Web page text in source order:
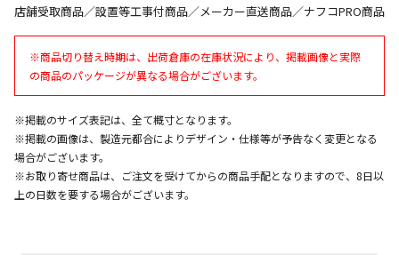
決定となります。
お見積商品です。金額・施工日はお打ち合わせの上、
決定となります。
店舗受取商品／設置等工事付商品／メーカー直送商品／ナフコPRO商品
※商品切り替え時期は、出荷倉庫の在庫状況により、掲載画像と実際
の商品のパッケージが異なる場合がございます。
※掲載のサイズ表記は、全て概寸となります。
※掲載の画像は、製造元都合によりデザイン・仕様等が予告なく変更となる
場合がございます。
※お取り寄せ商品は、ご注文を受けてからの商品手配となりますので、8日以
上の日数を要する場合がございます。